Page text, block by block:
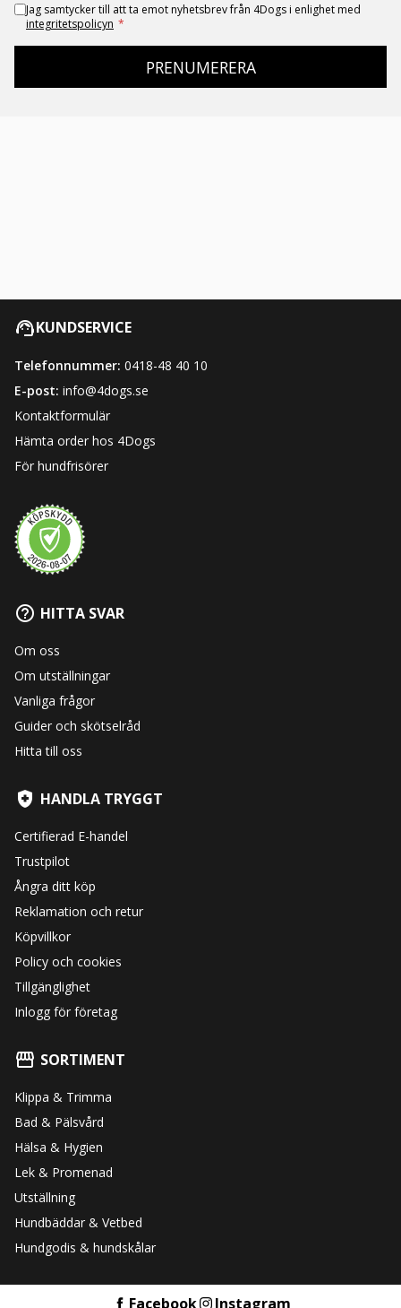
Jag samtycker till att ta emot nyhetsbrev från 4Dogs i enlighet med
integritetspolicyn *
PRENUMERERA
KUNDSERVICE
Telefonnummer: 0418-48 40 10
E-post: info@4dogs.se
Kontaktformulär
Hämta order hos 4Dogs
För hundfrisörer
HITTA SVAR
Om oss
Om utställningar
Vanliga frågor
Guider och skötselråd
Hitta till oss
HANDLA TRYGGT
Certifierad E-handel
Trustpilot
Ångra ditt köp
Reklamation och retur
Köpvillkor
Policy och cookies
Tillgänglighet
Inlogg för företag
SORTIMENT
Klippa & Trimma
Bad & Pälsvård
Hälsa & Hygien
Lek & Promenad
Utställning
Hundbäddar & Vetbed
Hundgodis & hundskålar
Facebook Instagram